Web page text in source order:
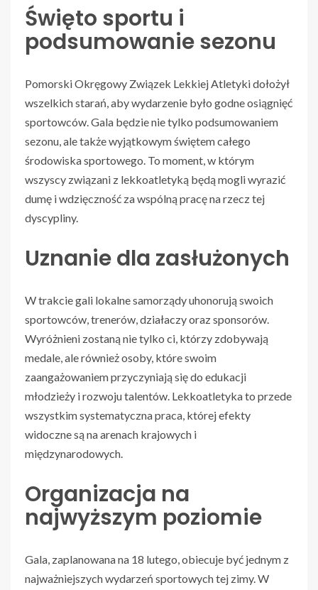
Święto sportu i
podsumowanie sezonu
Pomorski Okręgowy Związek Lekkiej Atletyki dołożył
wszelkich starań, aby wydarzenie było godne osiągnięć
sportowców. Gala będzie nie tylko podsumowaniem
sezonu, ale także wyjątkowym świętem całego
środowiska sportowego. To moment, w którym
wszyscy związani z lekkoatletyką będą mogli wyrazić
dumę i wdzięczność za wspólną pracę na rzecz tej
dyscypliny.
Uznanie dla zasłużonych
W trakcie gali lokalne samorządy uhonorują swoich
sportowców, trenerów, działaczy oraz sponsorów.
Wyróżnieni zostaną nie tylko ci, którzy zdobywają
medale, ale również osoby, które swoim
zaangażowaniem przyczyniają się do edukacji
młodzieży i rozwoju talentów. Lekkoatletyka to przede
wszystkim systematyczna praca, której efekty
widoczne są na arenach krajowych i
międzynarodowych.
Organizacja na
najwyższym poziomie
Gala, zaplanowana na 18 lutego, obiecuje być jednym z
najważniejszych wydarzeń sportowych tej zimy. W